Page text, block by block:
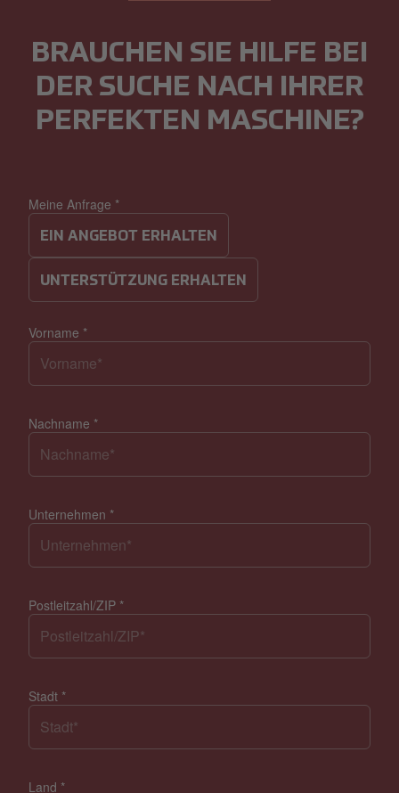
Meine Anfrage *
EIN ANGEBOT ERHALTEN
UNTERSTÜTZUNG ERHALTEN
Vorname *
Nachname *
Unternehmen *
Postleitzahl/ZIP *
Stadt *
Land *
BRAUCHEN SIE HILFE BEI
DER SUCHE NACH IHRER
PERFEKTEN MASCHINE?